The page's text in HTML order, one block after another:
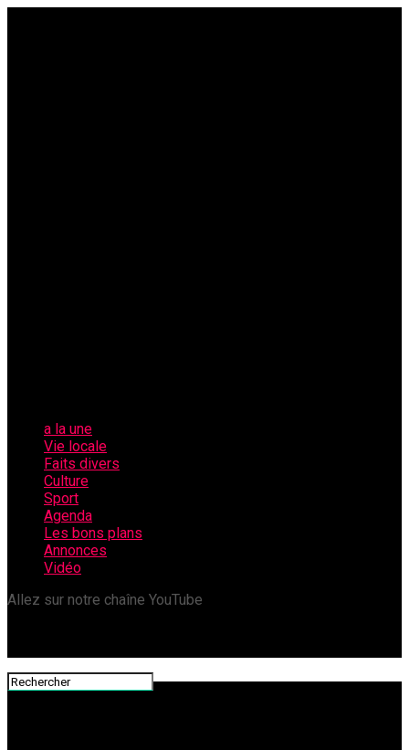
a la une
Vie locale
Faits divers
Culture
Sport
Agenda
Les bons plans
Annonces
Vidéo
Allez sur notre chaîne YouTube